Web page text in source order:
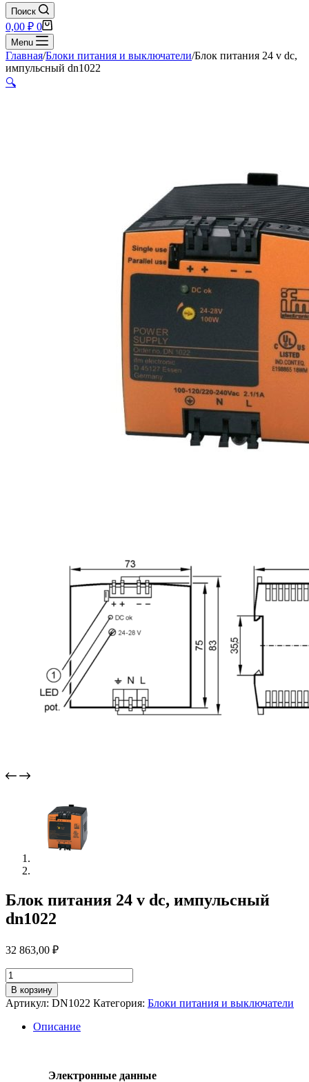
Поиск
Корзина
0,00 ₽ 0
Menu
Главная/Блоки питания и выключатели/Блок питания 24 v dc,
импульсный dn1022
🔍
Блок питания 24 v dc, импульсный
dn1022
32 863,00 ₽
Количество
товара
Блок
питания
В корзину
Артикул: DN1022 Категория: Блоки питания и выключатели
Описание
Электронные данные